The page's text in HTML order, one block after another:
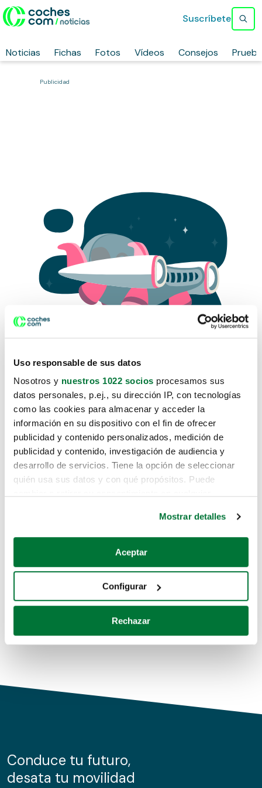
Uso responsable de sus datos
Nosotros y nuestros 1022 socios procesamos sus
datos personales, p.ej., su dirección IP, con tecnologías
como las cookies para almacenar y acceder la
información en su dispositivo con el fin de ofrecer
publicidad y contenido personalizados, medición de
publicidad y contenido, investigación de audiencia y
desarrollo de servicios. Tiene la opción de seleccionar
quién usa sus datos y con qué propósitos. Puede
Si lo permite, también quisiéramos:
Recopilar información sobre su ubicación geográfica
Identificar su dispositivo analizándolo activamente
para buscar características específicas (huellas
Obtenga más información sobre cómo se procesan sus
de cookies.
información sobre el uso que haga del sitio web con
nuestros partners de redes sociales, publicidad y análisis
Mostrar detalles
Aceptar
Configurar
Rechazar
Noticias Fichas Fotos Vídeos Consejos
Suscríbete
Publicidad
Lo sentimos, no sabemos como
te hemos traido hasta aquí.
Pero puedes encontrar el coche que estás
buscando en alguno de estos enlaces:
Coches de segunda mano
Coches de km0
Conduce tu futuro,
desata tu movilidad